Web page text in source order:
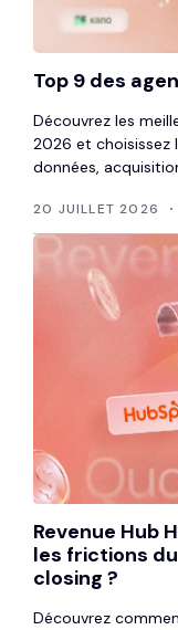
Top 9 des
Découvrez les
2026 et choisissez
données,
20 JUILLET 2026
Revenue Hub
les frictions
closing ?
Découvrez